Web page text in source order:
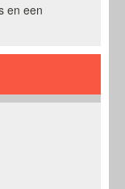
en een